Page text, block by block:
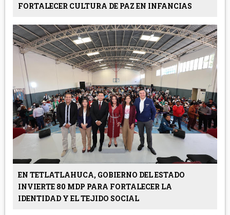
FORTALECER CULTURA DE PAZ EN INFANCIAS
EN TETLATLAHUCA, GOBIERNO DEL ESTADO
INVIERTE 80 MDP PARA FORTALECER LA
IDENTIDAD Y EL TEJIDO SOCIAL